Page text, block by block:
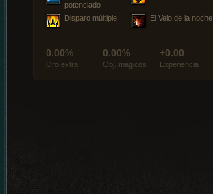
potenciado
Disparo múltiple El Velo de la noche
0.00%
Oro extra
0.00%
Obj. mágicos
+0.00
Experiencia